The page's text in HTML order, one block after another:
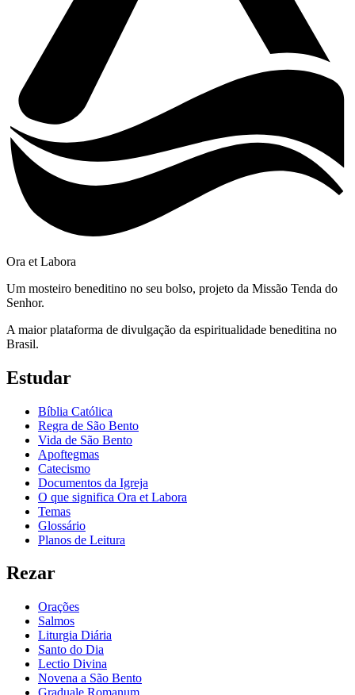
Ora et Labora
Um mosteiro beneditino no seu bolso, projeto da Missão Tenda do
Senhor.
A maior plataforma de divulgação da espiritualidade beneditina no
Brasil.
Estudar
Bíblia Católica
Regra de São Bento
Vida de São Bento
Apoftegmas
Catecismo
Documentos da Igreja
O que significa Ora et Labora
Temas
Glossário
Planos de Leitura
Rezar
Orações
Salmos
Liturgia Diária
Santo do Dia
Lectio Divina
Novena a São Bento